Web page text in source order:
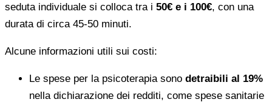
seduta individuale si colloca tra i 50€ e i 100€, con una
durata di circa 45-50 minuti.
Alcune informazioni utili sui costi:
Le spese per la psicoterapia sono detraibili al 19%
nella dichiarazione dei redditi, come spese sanitarie